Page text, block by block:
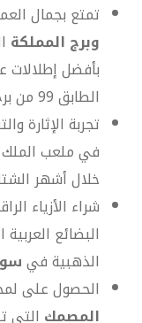
تمتع بجمال
وبرج المملكة
بأفضل
الطابق 99 من برج المملكة.
تجربة الإثارة
في ملعب الملك
خلال أشهر
شراء الأزياء
البضائع
الذهبية في
الحصول على
المصمك التي